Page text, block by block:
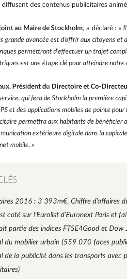
des contenus publicitaires
au Maire de Stockholm, a déclaré : «
grande avancée est d’offrir aux citoyens
permettront d’effectuer un trajet
est une étape clé pour atteindre notre
Président du Directoire et Co-
qui fera de Stockholm la première
et des applications mobiles de pointe
permettra aux habitants de bénéficier
extérieure digitale dans la
mobile. »
2016 : 3 393m€, Chiffre d’affaires
coté sur l’Eurolist d’Euronext Paris et
partie des indices FTSE4Good et Dow
du mobilier urbain (559 070 faces
de la publicité dans les transports